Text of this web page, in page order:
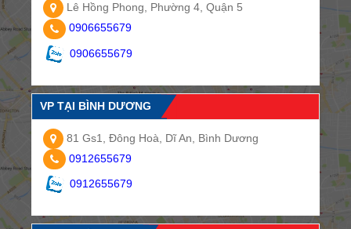
Lê Hồng Phong, Phường 4, Quận 5
0906655679
0906655679
VP TẠI BÌNH DƯƠNG
81 Gs1, Đông Hoà, Dĩ An, Bình Dương
0912655679
0912655679